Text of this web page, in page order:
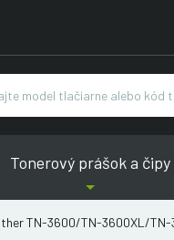
Tonerový prášok a čipy
TN-3600/TN-3600XL/TN-